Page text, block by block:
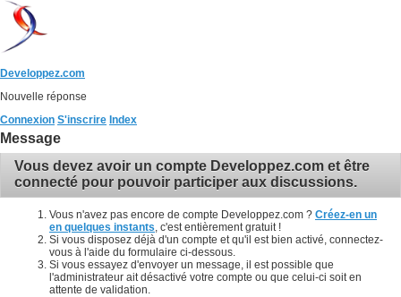
Developpez.com
Nouvelle réponse
Connexion S'inscrire Index
Message
Vous devez avoir un compte Developpez.com et être
connecté pour pouvoir participer aux discussions.
Vous n'avez pas encore de compte Developpez.com ? Créez-en un
en quelques instants , c'est entièrement gratuit !
Si vous disposez déjà d'un compte et qu'il est bien activé, connectez-
vous à l'aide du formulaire ci-dessous.
Si vous essayez d'envoyer un message, il est possible que
l'administrateur ait désactivé votre compte ou que celui-ci soit en
attente de validation.